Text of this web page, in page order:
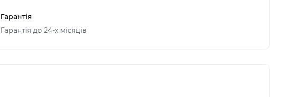
Гарантія
Гарантія до 24-х місяців